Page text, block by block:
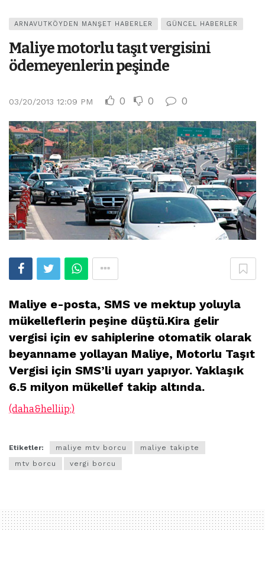
ARNAVUTKÖYDEN MANŞET HABERLER GÜNCEL HABERLER
Maliye motorlu taşıt vergisini
ödemeyenlerin peşinde
03/20/2013 12:09 PM 0 0 0
Maliye e-posta, SMS ve mektup yoluyla
mükelleflerin peşine düştü.Kira gelir
vergisi için ev sahiplerine otomatik olarak
beyanname yollayan Maliye, Motorlu Taşıt
Vergisi için SMS’li uyarı yapıyor. Yaklaşık
6.5 milyon mükellef takip altında.
(daha&helliip;)
Etiketler: maliye mtv borcu
maliye takipte
mtv borcu
vergi borcu